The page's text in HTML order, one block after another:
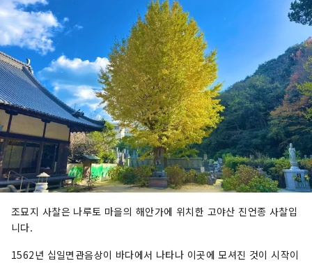
조묘지 사찰은 나루토 마을의 해안가에 위치한 고야산 진언종 사찰입
니다.
1562년 십일면관음상이 바다에서 나타나 이곳에 모셔진 것이 시작이